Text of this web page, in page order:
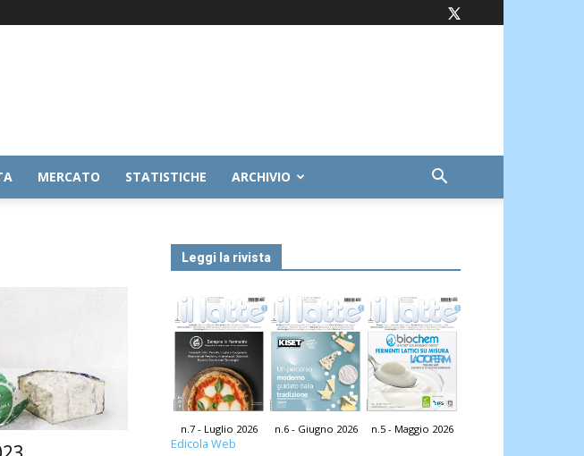
MERCATO STATISTICHE ARCHIVIO
Leggi la rivista
n.7 - Luglio 2026 n.6 - Giugno 2026 n.5 - Maggio 2026
Edicola Web